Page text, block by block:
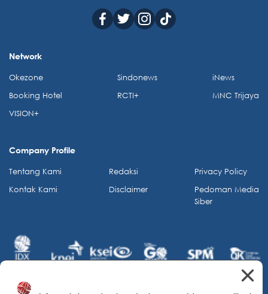
Network
Okezone
Booking Hotel
VISION+
Sindonews
RCTI+
iNews
MNC Trijaya
Company Profile
Tentang Kami
Kontak Kami
Redaksi
Disclaimer
Privacy Policy
Pedoman Media
Siber